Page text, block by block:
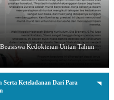
Kedokteran Untan Tahun
Serta Keteladanan Dari Para